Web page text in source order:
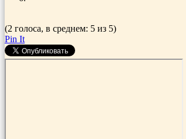
(2 голоса, в среднем: 5 из 5)
Pin It